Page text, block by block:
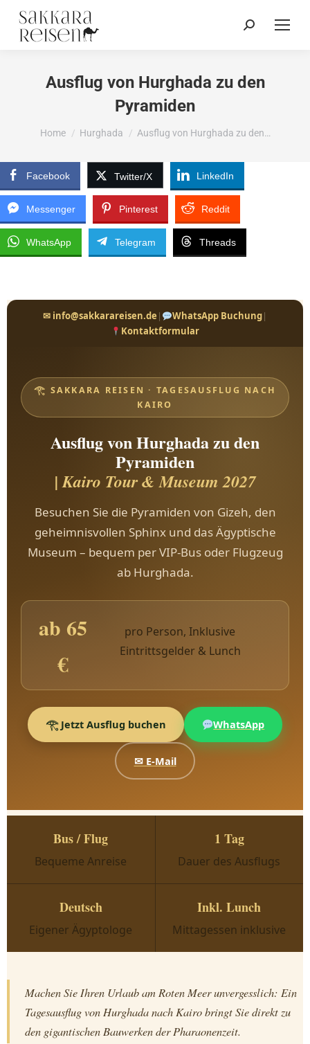
Ausflug von Hurghada zu den
Pyramiden
You are here:
Home Hurghada Ausflug von Hurghada zu den…
Facebook Twitter/X LinkedIn
Messenger Pinterest Reddit
WhatsApp Telegram Threads
✉ info@sakkarareisen.de | WhatsApp Buchung|
Kontaktformular
𓂀 SAKKARA REISEN · TAGESAUSFLUG NACH
KAIRO
Ausflug von Hurghada zu den
Pyramiden
| Kairo Tour & Museum 2027
Besuchen Sie die Pyramiden von Gizeh, den
geheimnisvollen Sphinx und das Ägyptische
Museum – bequem per VIP-Bus oder Flugzeug
ab Hurghada.
ab 65
€
pro Person, Inklusive
Eintrittsgelder & Lunch
𓂀 Jetzt Ausflug buchen WhatsApp
✉ E-Mail
Bus / Flug
Bequeme Anreise
1 Tag
Dauer des Ausflugs
Deutsch
Eigener Ägyptologe
Inkl. Lunch
Mittagessen inklusive
Machen Sie Ihren Urlaub am Roten Meer unvergesslich: Ein
Tagesausflug von Hurghada nach Kairo bringt Sie direkt zu
den gigantischen Bauwerken der Pharaonenzeit.